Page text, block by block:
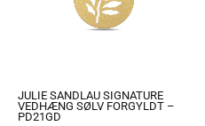
JULIE SANDLAU SIGNATURE
VEDHÆNG SØLV FORGYLDT –
PD21GD